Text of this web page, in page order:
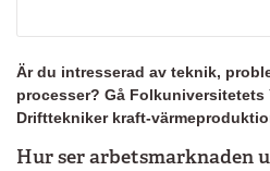
Är du intresserad av teknik,
processer? Gå
Drifttekniker kraft-
Hur ser arbetsmarknaden